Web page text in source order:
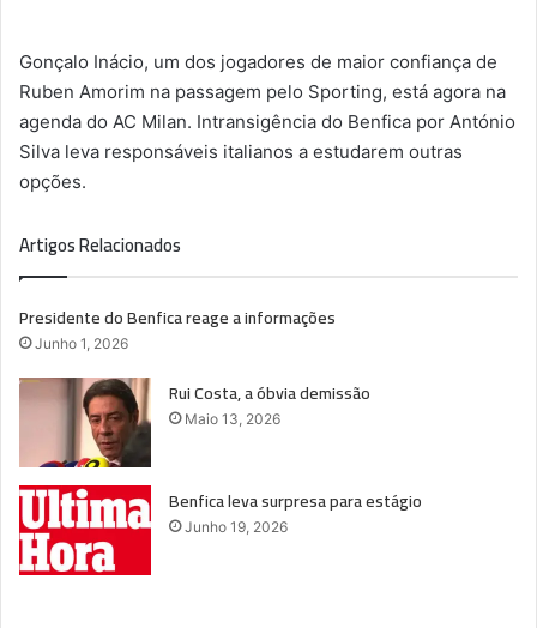
Gonçalo Inácio, um dos jogadores de maior confiança de
Ruben Amorim na passagem pelo Sporting, está agora na
agenda do AC Milan. Intransigência do Benfica por António
Silva leva responsáveis italianos a estudarem outras
opções.
Artigos Relacionados
Presidente do Benfica reage a informações
Junho 1, 2026
Rui Costa, a óbvia demissão
Maio 13, 2026
Benfica leva surpresa para estágio
Junho 19, 2026